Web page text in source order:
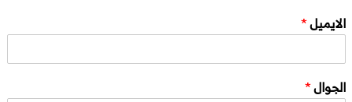
الايميل*
الجوال*